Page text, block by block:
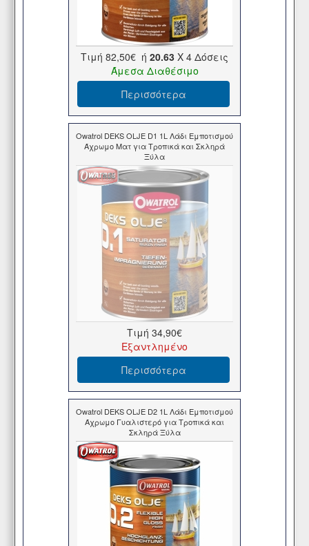
Τιμή 82,50€ ή 20.63 X 4 Δόσεις
Άμεσα Διαθέσιμο
Περισσότερα
Owatrol DEKS OLJE D1 1L Λάδι Εμποτισμού
Άχρωμο Ματ για Τροπικά και Σκληρά
Ξύλα
Τιμή 34,90€
Εξαντλημένο
Περισσότερα
Owatrol DEKS OLJE D2 1L Λάδι Εμποτισμού
Άχρωμο Γυαλιστερό για Τροπικά και
Σκληρά Ξύλα